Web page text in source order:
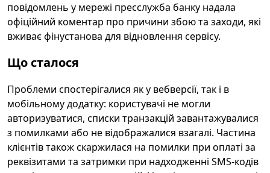
повідомлень у мережі пресслужба банку надала
офіційний коментар про причини збою та заходи, які
вживає фінустанова для відновлення сервісу.
Що сталося
Проблеми спостерігалися як у вебверсії, так і в
мобільному додатку: користувачі не могли
авторизуватися, списки транзакцій завантажувалися
з помилками або не відображалися взагалі. Частина
клієнтів також скаржилася на помилки при оплаті за
реквізитами та затримки при надходженні SMS-кодів